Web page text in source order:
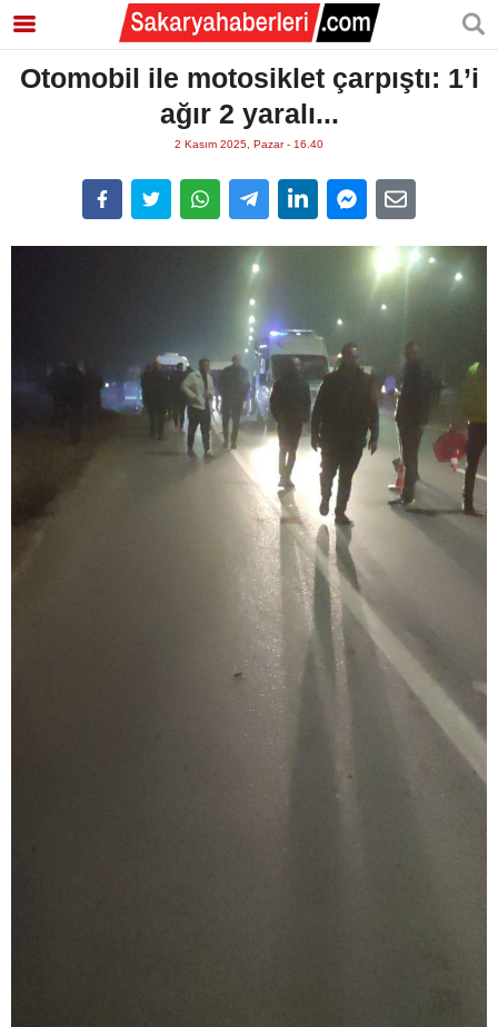
Otomobil ile motosiklet çarpıştı: 1’i
ağır 2 yaralı...
2 Kasım 2025, Pazar - 16.40